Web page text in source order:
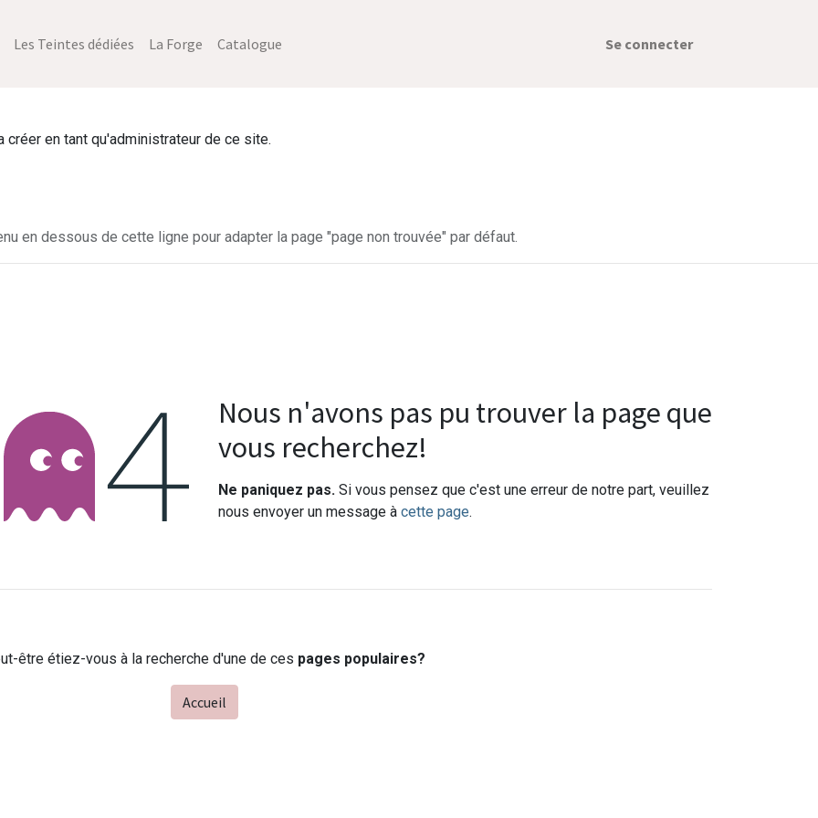
Les Teintes dédiées La Forge Catalogue Se connecter
en tant qu'administrateur de ce site.
en dessous de cette ligne pour adapter la page "page non trouvée" par défaut.
Erreur 404
Nous n'avons pas pu trouver la page que
vous recherchez!
Ne paniquez pas.Si vous pensez que c'est une erreur de notre part, veuillez
nous envoyer un message à cette page.
être étiez-vous à la recherche d'une de ces pages populaires?
Accueil